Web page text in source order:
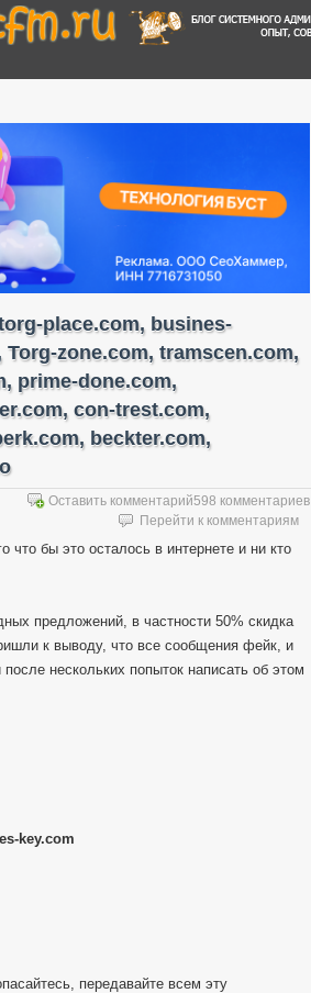
place.com, busines-
zone.com, tramscen.com,
prime-done.com,
con-trest.com,
beckter.com,
Оставить комментарий598 комментариев
Перейти к комментариям
что бы это осталось в интернете и ни кто
предложений, в частности 50% скидка
к выводу, что все сообщения фейк, и
нескольких попыток написать об этом
key.com
передавайте всем эту